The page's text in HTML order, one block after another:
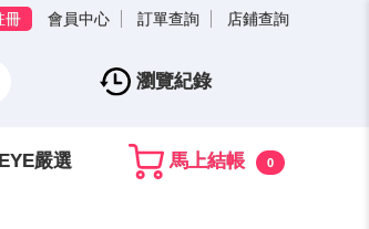
冊 會員中心 訂單查詢 店鋪查詢
瀏覽紀錄
EYE嚴選 馬上結帳 0